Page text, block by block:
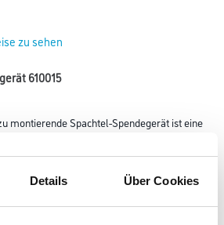
Details Über Cookies
zu sehen
610015
montierende Spachtel-Spendegerät ist eine
Mischverhältnis von Spachtel und Härter
bereitgestellt werden. Diese
wirtschaftlich und kann überall verwendet